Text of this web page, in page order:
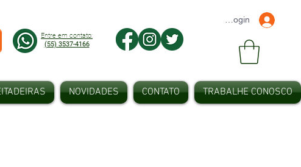
Entre em contato:
(55) 3537-4166
Faça seu Login
NOVIDADES CONTATO TRABALHE CONOSCO